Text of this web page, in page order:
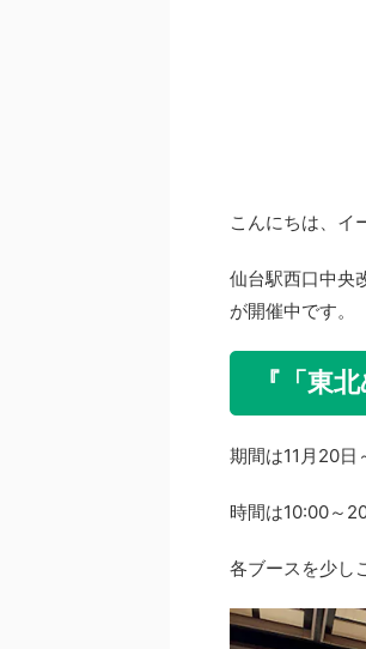
こんにちは、イ
仙台駅西口中央
が開催中です。
『「東
期間は11月20日
時間は10:00～
各ブースを少し